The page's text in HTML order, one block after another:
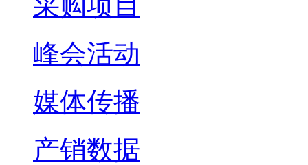
峰会活动
媒体传播
产销数据